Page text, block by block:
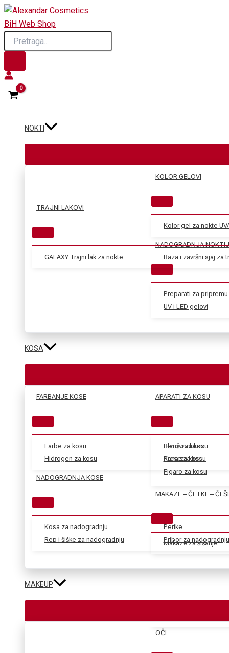
Skip
to
content
Products
search
NOKTI
TRAJNI LAKOVI
GALAXY Trajni lak za nokte Baza i završni sjaj za
KOLOR GELOVI
Kolor gel za nokte
NADOGRADNJA
Preparati za pripremu
UV i LED gelovi
KOSA
FARBANJE KOSE
Farbe za kosu
Hidrogen za kosu
Blanš za kosu
Kana za kosu
NADOGRADNJA KOSE
Kosa za nadogradnju
Rep i šiške za nadogradnju
Perike
Pribor za
APARATI ZA KOSU
Fenovi za kosu
Prese za kosu
Figaro za kosu
MAKAZE – ČETKE –
Makaze za šišanje
MAKEUP
OČI